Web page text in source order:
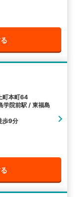
町本町64
学院前駅 / 東福島
歩9分